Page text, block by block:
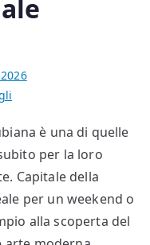
è una di quelle
per la loro
Capitale della
per un weekend o
alla scoperta del